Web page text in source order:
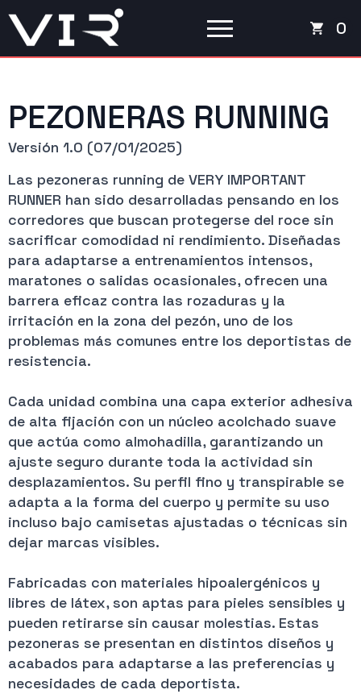
0
PEZONERAS RUNNING
Versión 1.0 (07/01/2025)
Las pezoneras running de VERY IMPORTANT
RUNNER han sido desarrolladas pensando en los
corredores que buscan protegerse del roce sin
sacrificar comodidad ni rendimiento. Diseñadas
para adaptarse a entrenamientos intensos,
maratones o salidas ocasionales, ofrecen una
barrera eficaz contra las rozaduras y la
irritación en la zona del pezón, uno de los
problemas más comunes entre los deportistas de
resistencia.
Cada unidad combina una capa exterior adhesiva
de alta fijación con un núcleo acolchado suave
que actúa como almohadilla, garantizando un
ajuste seguro durante toda la actividad sin
desplazamientos. Su perfil fino y transpirable se
adapta a la forma del cuerpo y permite su uso
incluso bajo camisetas ajustadas o técnicas sin
dejar marcas visibles.
Fabricadas con materiales hipoalergénicos y
libres de látex, son aptas para pieles sensibles y
pueden retirarse sin causar molestias. Estas
pezoneras se presentan en distintos diseños y
acabados para adaptarse a las preferencias y
necesidades de cada deportista.